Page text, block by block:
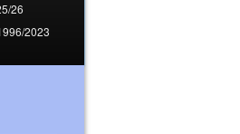
26
2023